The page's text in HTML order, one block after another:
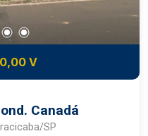
V
Canadá
SP